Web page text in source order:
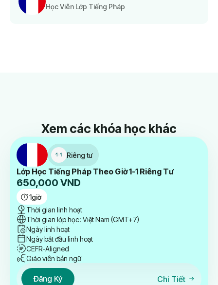
Học Viên Lớp Tiếng Pháp
Xem các khóa học khác
Riêng tư
Lớp Học Tiếng Pháp Theo Giờ 1-1 Riêng Tư
650,000 VND
1giờ
Thời gian linh hoạt
Thời gian lớp học: Việt Nam (GMT+7)
Ngày linh hoạt
Ngày bắt đầu linh hoạt
CEFR-Aligned
Giáo viên bản ngữ
Đăng Ký Chi Tiết